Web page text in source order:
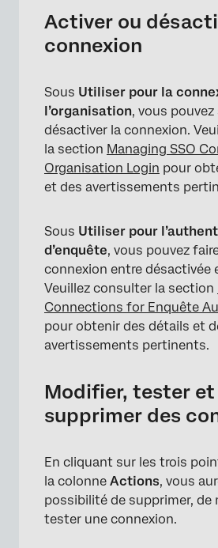
Activer ou
connexion
Sous Utiliser pour la
l’organisation, vous
désactiver la connexion.
la section Managing SSO
Organisation Login pour
et des avertissements
Sous Utiliser pour
d’enquête, vous pouvez
connexion entre désactivée
Veuillez consulter la section
Connections for Enquête
pour obtenir des détails et
avertissements pertinents.
Modifier, tester et
supprimer des
En cliquant sur les trois
la colonne Actions, vous
possibilité de supprimer, de
tester une connexion.